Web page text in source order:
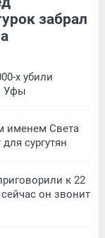
забрал
х убили
Уфы
именем Света
сургутян
к 22
он звонит